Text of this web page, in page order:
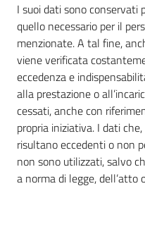
I suoi dati sono conservati
quello necessario per il
menzionate. A tal fine,
viene verificata
eccedenza e
alla prestazione o
cessati, anche con
propria iniziativa. I dati
risultano eccedenti o non
non sono utilizzati, salvo
a norma di legge,